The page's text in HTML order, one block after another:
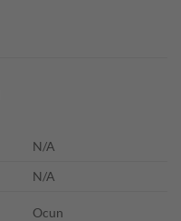
N/A
N/A
Ocun